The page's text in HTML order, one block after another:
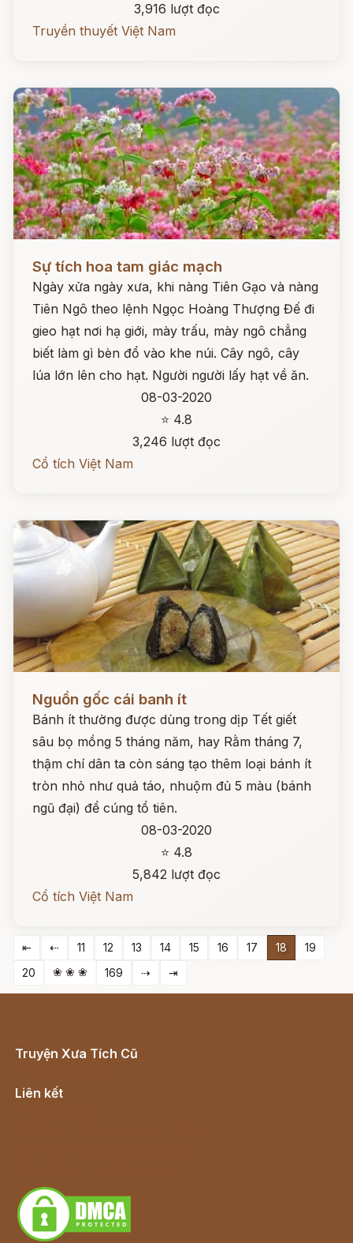
3,916 lượt đọc
Truyền thuyết Việt Nam
Sự tích hoa tam giác mạch
Ngày xửa ngày xưa, khi nàng Tiên Gạo và nàng
Tiên Ngô theo lệnh Ngọc Hoàng Thượng Đế đi
gieo hạt nơi hạ giới, mày trấu, mày ngô chẳng
biết làm gì bèn đổ vào khe núi. Cây ngô, cây
lúa lớn lên cho hạt. Người người lấy hạt về ăn.
08-03-2020
⭐ 4.8
3,246 lượt đọc
Cổ tích Việt Nam
Đọc ngay
Nguồn gốc cái banh ít
Bánh ít thường được dùng trong dịp Tết giết
sâu bọ mồng 5 tháng năm, hay Rằm tháng 7,
thậm chí dân ta còn sáng tạo thêm loại bánh ít
tròn nhỏ như quả táo, nhuộm đủ 5 màu (bánh
ngũ đại) để cúng tổ tiên.
08-03-2020
⭐ 4.8
5,842 lượt đọc
Cổ tích Việt Nam
⇤ ⇠ 11 12 13 14 15 16 17 18
19
20
❀ ❀ ❀ 169 ⇢ ⇥
Truyện Xưa Tích Cũ
Liên kết